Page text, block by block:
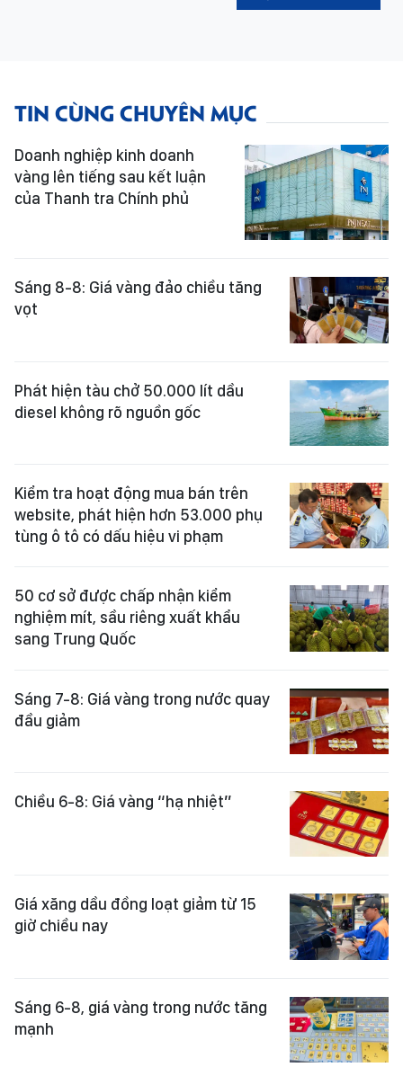
TIN CÙNG CHUYÊN MỤC
Doanh nghiệp kinh doanh
vàng lên tiếng sau kết luận
của Thanh tra Chính phủ
Sáng 8-8: Giá vàng đảo chiều tăng
vọt
Phát hiện tàu chở 50.000 lít dầu
diesel không rõ nguồn gốc
Kiểm tra hoạt động mua bán trên
website, phát hiện hơn 53.000 phụ
tùng ô tô có dấu hiệu vi phạm
50 cơ sở được chấp nhận kiểm
nghiệm mít, sầu riêng xuất khẩu
sang Trung Quốc
Sáng 7-8: Giá vàng trong nước quay
đầu giảm
Chiều 6-8: Giá vàng “hạ nhiệt”
Giá xăng dầu đồng loạt giảm từ 15
giờ chiều nay
Sáng 6-8, giá vàng trong nước tăng
mạnh